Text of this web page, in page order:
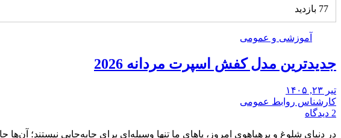
77 بازدید
آموزشی و عمومی
جدیدترین مدل کفش اسپرت مردانه 2026
تیر ۲۳, ۱۴۰۵
کارشناس روابط عمومی
2 دیدگاه
در دنیای شلوغ و پرهیاهوی امروز، پاهای ما تنها وسیله‌ای برای جابه‌جایی نیستند؛ آن‌ها